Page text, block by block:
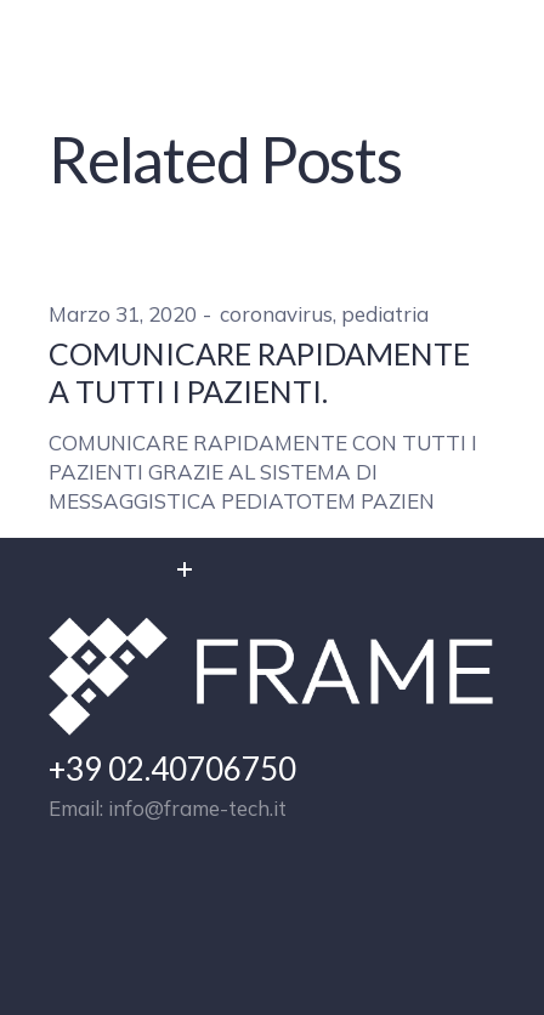
Related Posts
Marzo 31, 2020 coronavirus, pediatria
COMUNICARE RAPIDAMENTE
A TUTTI I PAZIENTI.
COMUNICARE RAPIDAMENTE CON TUTTI I
PAZIENTI GRAZIE AL SISTEMA DI
MESSAGGISTICA PEDIATOTEM PAZIEN
+39 02.40706750
Email: info@frame-tech.it